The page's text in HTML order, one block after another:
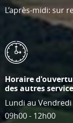
L’après-midi: sur
Horaire
des autres
Lundi au Vendredi
09h00 - 12h00